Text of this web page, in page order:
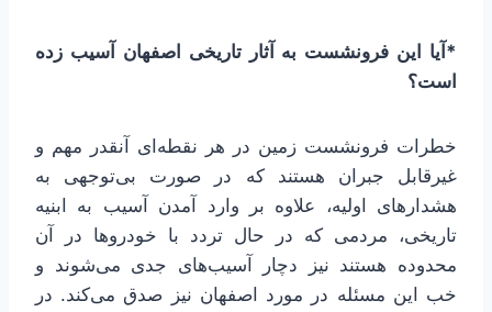
*آیا این فرونشست به آثار تاریخی اصفهان آسیب زده
است؟
خطرات فرونشست زمین در هر نقطه‌ای آنقدر مهم و
غیرقابل جبران هستند که در صورت بی‌توجهی به
هشدارهای اولیه، علاوه بر وارد آمدن آسیب به ابنیه
تاریخی، مردمی که در حال تردد با خودروها در آن
محدوده هستند نیز دچار آسیب‌های جدی می‌شوند و
خب این مسئله در مورد اصفهان نیز صدق می‌کند. در